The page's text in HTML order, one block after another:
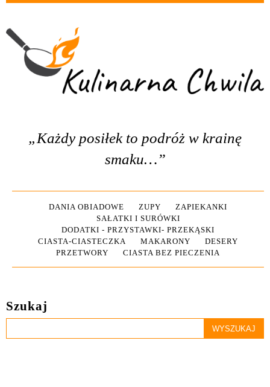
„Każdy posiłek to podróż w krainę
smaku…”
DANIA OBIADOWE ZUPY
ZAPIEKANKI
SAŁATKI I SURÓWKI
DODATKI - PRZYSTAWKI- PRZEKĄSKI
CIASTA-CIASTECZKA
MAKARONY
DESERY
PRZETWORY
CIASTA BEZ PIECZENIA
Szukaj